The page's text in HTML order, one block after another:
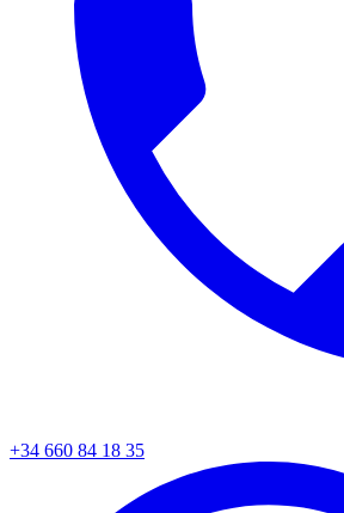
+34 660 84 18 35